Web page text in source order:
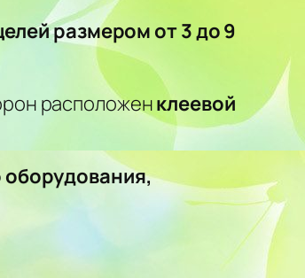
размером от 3 до 9
расположенклеевой
оборудования,